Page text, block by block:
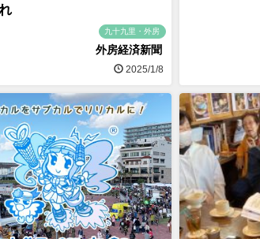
れ
九十九里・外房
外房経済新聞
2025/1/8